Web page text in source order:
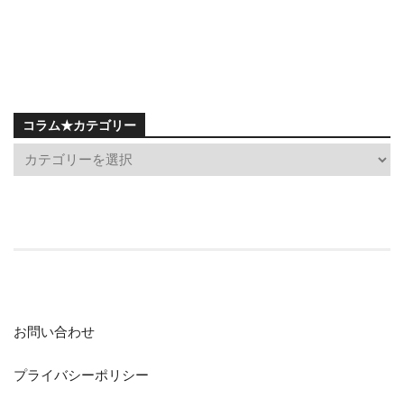
コラム★カテゴリー
お問い合わせ
プライバシーポリシー